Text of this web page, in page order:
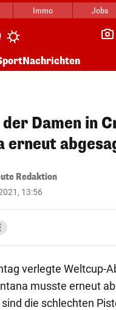
Immo Jobs
Nachrichten
Damen in
erneut
Redaktion
13:56
verlegte Weltcup-
musste erneut
die schlechten